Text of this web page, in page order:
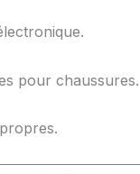
pour chaussures.